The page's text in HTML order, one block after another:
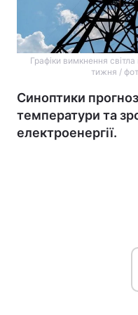
Графіки вимкнення
тижня /
Синоптики
температури та
електроенергії.